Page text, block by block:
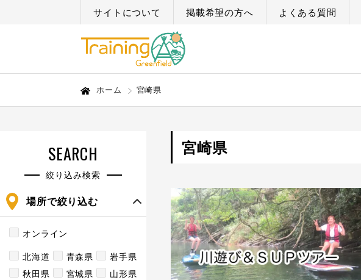
サイトについて 掲載希望の方へ よくある質問
ホーム 宮崎県
SEARCH
絞り込み検索
場所で絞り込む
オンライン
北海道
青森県
岩手県
秋田県
宮城県
山形県
宮崎県